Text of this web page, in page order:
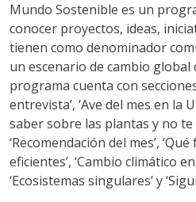
Mundo Sostenible es un
conocer proyectos, ideas,
tienen como denominador
un escenario de cambio global
programa cuenta con
entrevista’, ‘Ave del mes en la
saber sobre las plantas y no
‘Recomendación del mes’, ‘Qué
eficientes’, ‘Cambio climático en
‘Ecosistemas singulares’ y